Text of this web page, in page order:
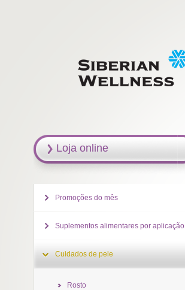
Loja online
Promoções do mês
Suplementos alimentares por aplicação
Cuidados de pele
Rosto